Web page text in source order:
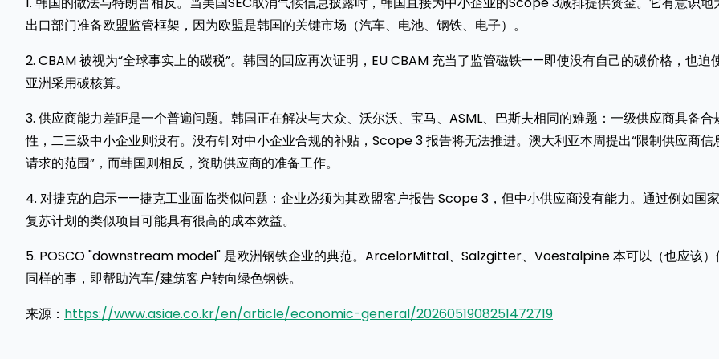
出口部门准备欧盟监管框架，因为欧盟是韩国的关键市场（汽车、电池、钢铁、电子）。
2. CBAM 被视为“全球事实上的碳税”。韩国的回应再次证明，EU CBAM 充当了监管磁铁——即使没有自己的碳价格，也迫
亚洲采用碳核算。
3. 供应商能力差距是一个普遍问题。韩国正在解决与大众、沃尔沃、宝马、ASML、巴斯夫相同的难题：一级供应商具备合
性，二三级中小企业则没有。没有针对中小企业合规的补贴，Scope 3 报告将无法推进。澳大利亚本周提出“限制供应商信
请求的范围”，而韩国则相反，资助供应商的准备工作。
4. 对捷克的启示——捷克工业面临类似问题：企业必须为其欧盟客户报告 Scope 3，但中小供应商没有能力。通过例如国家
复苏计划的类似项目可能具有很高的成本效益。
5. POSCO "downstream model" 是欧洲钢铁企业的典范。ArcelorMittal、Salzgitter、Voestalpine 本可以（也应该）
同样的事，即帮助汽车/建筑客户转向绿色钢铁。
来源： https://www.asiae.co.kr/en/article/economic-general/2026051908251472719